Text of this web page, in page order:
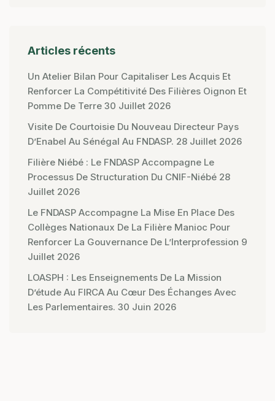
Articles récents
Un Atelier Bilan Pour Capitaliser Les Acquis Et
Renforcer La Compétitivité Des Filières Oignon Et
Pomme De Terre 30 Juillet 2026
Visite De Courtoisie Du Nouveau Directeur Pays
D’Enabel Au Sénégal Au FNDASP. 28 Juillet 2026
Filière Niébé : Le FNDASP Accompagne Le
Processus De Structuration Du CNIF-Niébé 28
Juillet 2026
Le FNDASP Accompagne La Mise En Place Des
Collèges Nationaux De La Filière Manioc Pour
Renforcer La Gouvernance De L’Interprofession 9
Juillet 2026
LOASPH : Les Enseignements De La Mission
D’étude Au FIRCA Au Cœur Des Échanges Avec
Les Parlementaires. 30 Juin 2026